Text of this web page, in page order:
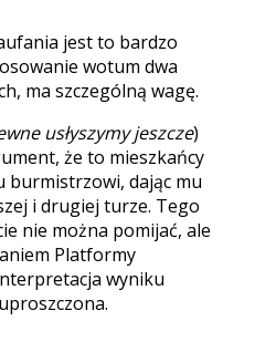
jest to bardzo
wotum dwa
ma szczególną wagę.
usłyszymy jeszcze)
że to mieszkańcy
burmistrzowi, dając mu
i drugiej turze. Tego
nie można pomijać, ale
Platformy
wyniku